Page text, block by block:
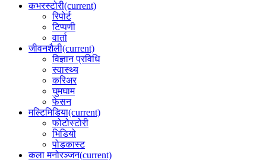
कभरस्टोरी(current)
रिपोर्ट
टिप्पणी
वार्ता
जीवनशैली(current)
विज्ञान प्रविधि
स्वास्थ्य
करिअर
घुमघाम
फेसन
मल्टिमिडिया(current)
फोटोस्टोरी
भिडियो
पोडकास्ट
कला मनोरञ्जन(current)